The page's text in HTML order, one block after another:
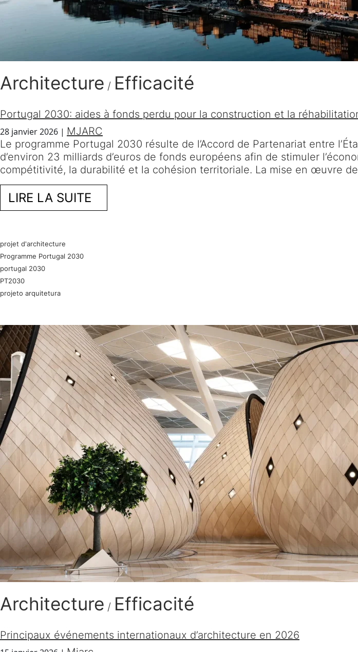
Architecture / Efficacité
Portugal 2030: aides à fonds perdu pour la construction et la
28 janvier 2026 | MJARC
Le programme Portugal 2030 résulte de l’Accord de Partenariat entre
d’environ 23 milliards d’euros de fonds européens afin de stimuler
compétitivité, la durabilité et la cohésion territoriale. La mise en œuvre
LIRE LA SUITE
projet d'architecture
Programme Portugal 2030
portugal 2030
PT2030
projeto arquitetura
Architecture / Efficacité
Principaux événements internationaux d’architecture en 2026